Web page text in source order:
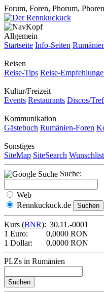
Forum, Foren, Phorum,
Allgemein
Startseite Info-Seiten
Reisen
Reise-Tips Reise-
Kultur/Freizeit
Events Restaurants Discos/
Kommunikation
Gästebuch Rumänien-Foren
Sonstiges
SiteMap SiteSearch
Suche:
Web
Rennkuckuck.de
Kurs (BNR): 30.11.-0001
1 Euro:
0,0000 RON
1 Dollar:
0,0000 RON
PLZs in Rumänien